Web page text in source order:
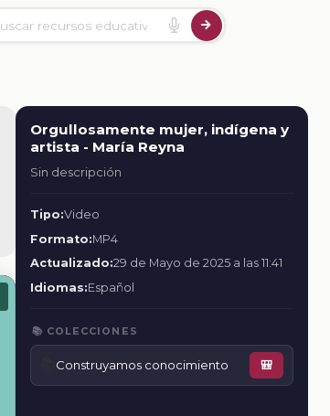
Orgullosamente mujer, indígena y
artista - María Reyna
Sin descripción
Tipo:Video
Formato:MP4
Actualizado:29 de Mayo de 2025 a las 11:41
Idiomas:Español
📚 COLECCIONES
Construyamos conocimiento 🎒